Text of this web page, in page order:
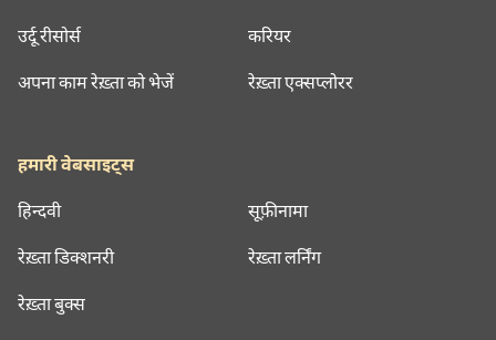
उर्दू रीसोर्स
अपना काम रेख़्ता को भेजें
करियर
रेख़्ता एक्सप्लोरर
हमारी वेबसाइट्स
हिन्दवी सूफ़ीनामा
रेख़्ता डिक्शनरी रेख़्ता लर्निंग
रेख़्ता बुक्स